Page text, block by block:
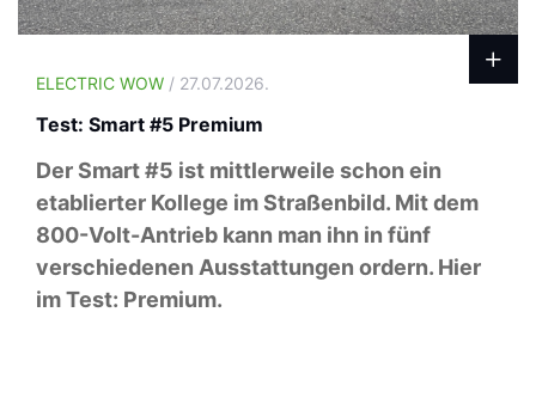
ELECTRIC WOW / 27.07.2026.
Test: Smart #5 Premium
Der Smart #5 ist mittlerweile schon ein
etablierter Kollege im Straßenbild. Mit dem
800-Volt-Antrieb kann man ihn in fünf
verschiedenen Ausstattungen ordern. Hier
im Test: Premium.